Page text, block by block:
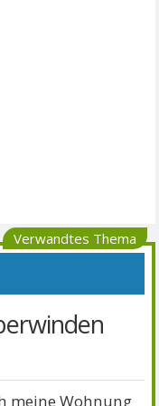
Verwandtes Thema
meine Wohnung